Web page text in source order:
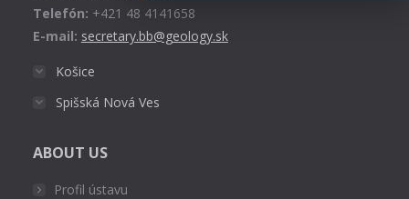
Telefón: +421 48 4141658
E-mail: secretary.bb@geology.sk
Košice
Spišská Nová Ves
ABOUT US
Profil ústavu